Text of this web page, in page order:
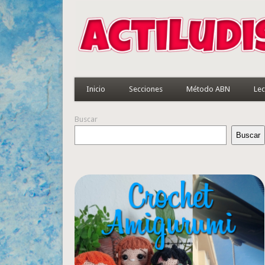
Inicio Secciones Método ABN
Buscar
Buscar